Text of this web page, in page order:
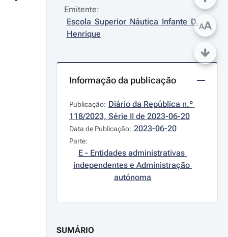
Emitente:
Escola Superior Náutica Infante D.
Henrique
Informação da publicação
Publicação: Diário da República n.º
118/2023, Série II de 2023-06-20
Data de Publicação: 2023-06-20
Parte:
E - Entidades administrativas
independentes e Administração
autónoma
SUMÁRIO
AA